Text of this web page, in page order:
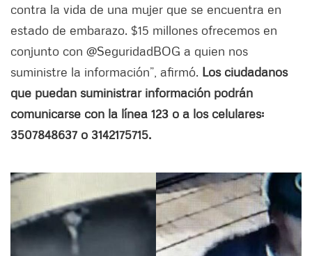
contra la vida de una mujer que se encuentra en
estado de embarazo. $15 millones ofrecemos en
conjunto con @SeguridadBOG a quien nos
suministre la información”, afirmó. Los ciudadanos
que puedan suministrar información podrán
comunicarse con la línea 123 o a los celulares:
3507848637 o 3142175715.
Siguiente